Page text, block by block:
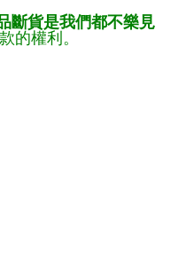
斷貨是我們都不樂見
的權利。